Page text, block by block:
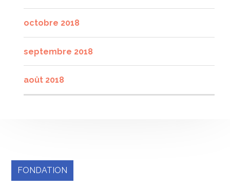
octobre 2018
septembre 2018
août 2018
FONDATION